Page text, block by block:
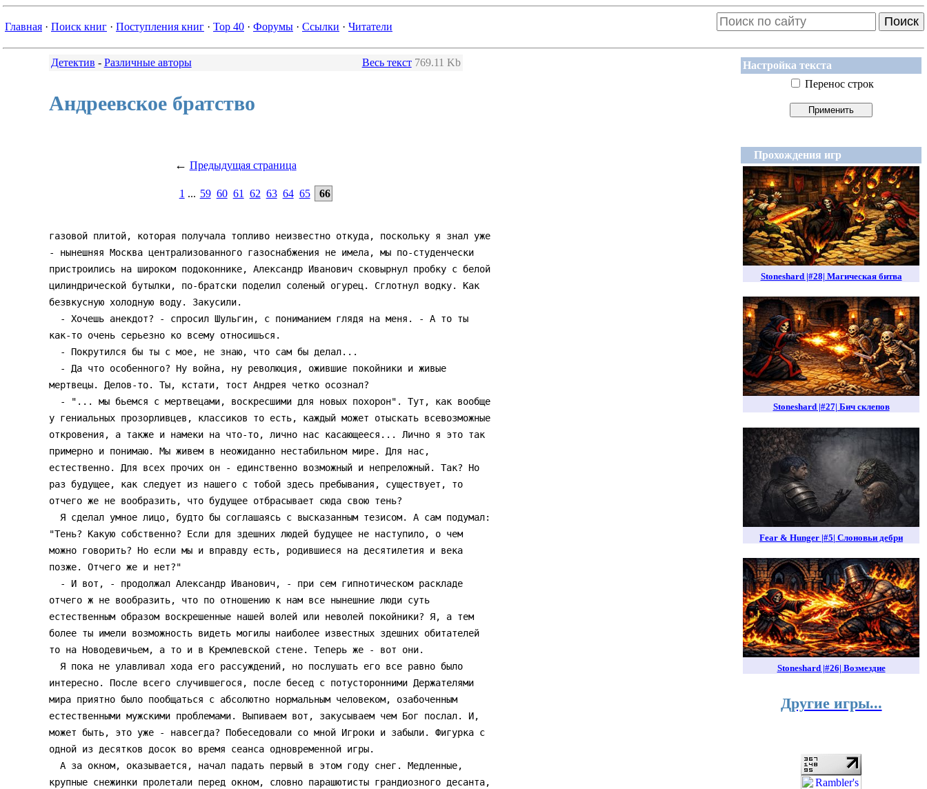
Главная · Поиск книг · Поступления книг · Top 40 · Форумы · Ссылки · Читатели Поиск
Настройка текста
Перенос строк
Прохождения игр
Stoneshard |#28| Магическая битва
Stoneshard |#27| Бич склепов
Fear & Hunger |#5| Слоновьи дебри
Stoneshard |#26| Возмездие
Другие игры...
Детектив - Различные авторы Весь текст 769.11 Kb
Андреевское братство
← Предыдущая страница
1 ... 59 60 61 62 63 64 65 66
газовой плитой, которая получала топливо неизвестно откуда, поскольку я знал уже
- нынешняя Москва централизованного газоснабжения не имела, мы по-студенчески
пристроились на широком подоконнике, Александр Иванович сковырнул пробку с белой
цилиндрической бутылки, по-братски поделил соленый огурец. Сглотнул водку. Как
безвкусную холодную воду. Закусили.
как-то очень серьезно ко всему относишься.
мертвецы. Делов-то. Ты, кстати, тост Андрея четко осознал?
у гениальных прозорливцев, классиков то есть, каждый может отыскать всевозможные
откровения, а также и намеки на что-то, лично нас касающееся... Лично я это так
примерно и понимаю. Мы живем в неожиданно нестабильном мире. Для нас,
естественно. Для всех прочих он - единственно возможный и непреложный. Так? Но
раз будущее, как следует из нашего с тобой здесь пребывания, существует, то
отчего же не вообразить, что будущее отбрасывает сюда свою тень?
"Тень? Какую собственно? Если для здешних людей будущее не наступило, о чем
можно говорить? Но если мы и вправду есть, родившиеся на десятилетия и века
позже. Отчего же и нет?"
отчего ж не вообразить, что по отношению к нам все нынешние люди суть
естественным образом воскрешенные нашей волей или неволей покойники? Я, а тем
более ты имели возможность видеть могилы наиболее известных здешних обитателей
то на Новодевичьем, а то и в Кремлевской стене. Теперь же - вот они.
интересно. После всего случившегося, после бесед с потусторонними Держателями
мира приятно было пообщаться с абсолютно нормальным человеком, озабоченным
естественными мужскими проблемами. Выпиваем вот, закусываем чем Бог послал. И,
может быть, это уже - навсегда? Побеседовали со мной Игроки и забыли. Фигурка с
одной из десятков досок во время сеанса одновременной игры.
крупные снежинки пролетали перед окном, словно парашютисты грандиозного десанта,